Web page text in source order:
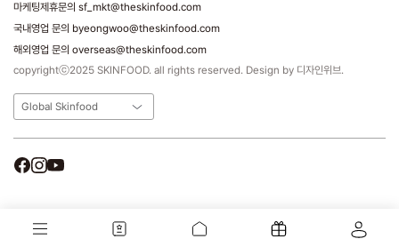
마케팅제휴문의 sf_mkt@theskinfood.com
국내영업 문의 byeongwoo@theskinfood.com
해외영업 문의 overseas@theskinfood.com
copyrightⓒ2025 SKINFOOD. all rights reserved. Design by 디자인위브.
Global Skinfood